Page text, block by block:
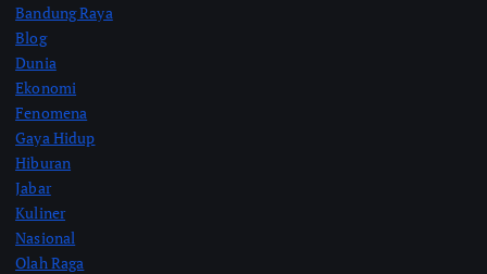
Bandung Raya
Blog
Dunia
Ekonomi
Fenomena
Gaya Hidup
Hiburan
Jabar
Kuliner
Nasional
Olah Raga